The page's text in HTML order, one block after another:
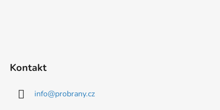
Kontakt
info@probrany.cz